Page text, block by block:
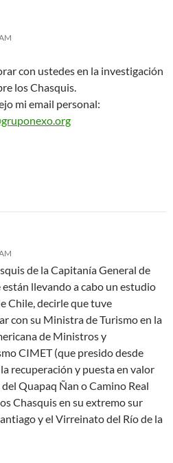
con ustedes en la investigación
los Chasquis.
mi email personal:
de la Capitanía General de
llevando a cabo un estudio
Chile, decirle que tuve
con su Ministra de Turismo en la
de Ministros y
CIMET (que presido desde
recuperación y puesta en valor
Quapaq Ñan o Camino Real
Chasquis en su extremo sur
y el Virreinato del Río de la